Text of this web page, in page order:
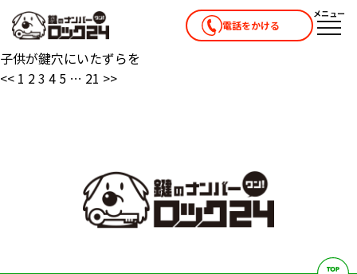
電話をかける
メニュー
メニ
子供が鍵穴にいたずらを
<< 1 23 4 5 … 21 >>